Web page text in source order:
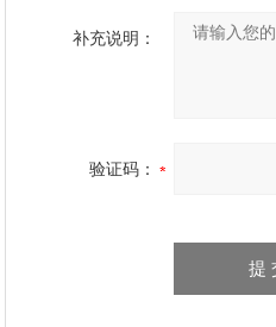
补充说明：
验证码：